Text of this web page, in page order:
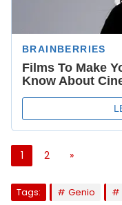
1 2 »
Tags: Genio